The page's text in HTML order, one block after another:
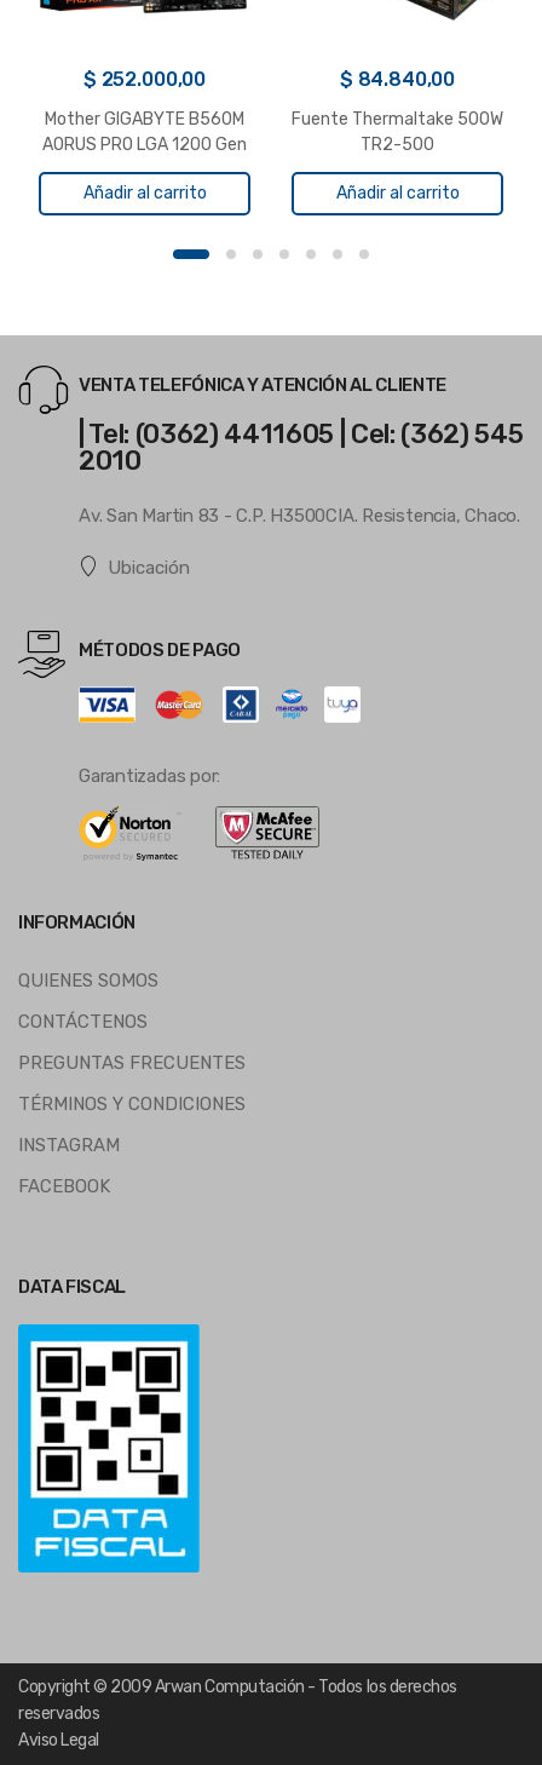
$ 252.000,00
Mother GIGABYTE B560M
AORUS PRO LGA 1200 Gen
11 DDR4
Añadir al carrito
$ 84.840,00
Fuente Thermaltake 500W
TR2-500
Añadir al carrito
VENTA TELEFÓNICA Y ATENCIÓN AL CLIENTE
| Tel: (0362) 4411605 | Cel: (362) 545
2010
Av. San Martin 83 - C.P. H3500CIA. Resistencia, Chaco.
Ubicación
MÉTODOS DE PAGO
Garantizadas por:
INFORMACIÓN
QUIENES SOMOS
CONTÁCTENOS
PREGUNTAS FRECUENTES
TÉRMINOS Y CONDICIONES
INSTAGRAM
FACEBOOK
DATA FISCAL
Copyright © 2009 Arwan Computación - Todos los derechos
reservados
Aviso Legal